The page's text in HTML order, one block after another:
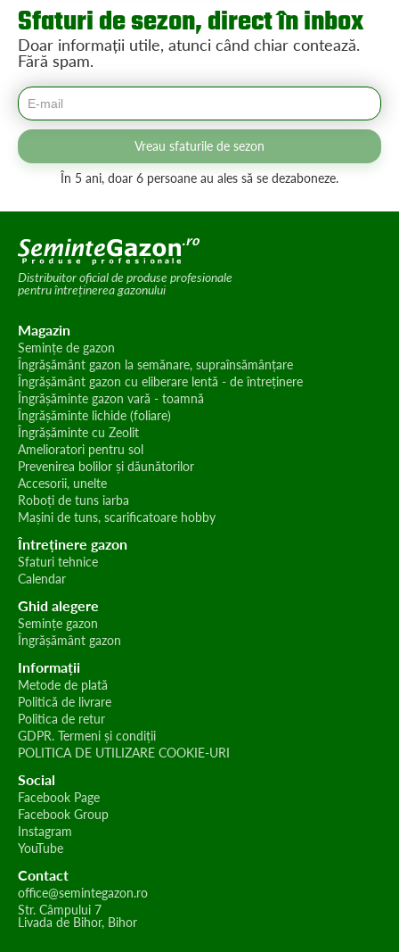
Sfaturi de sezon, direct în inbox
Doar informații utile, atunci când chiar contează.
Fără spam.
Vreau sfaturile de sezon
În 5 ani, doar 6 persoane au ales să se dezaboneze.
Distribuitor oficial de produse profesionale
pentru întreținerea gazonului
Magazin
Semințe de gazon
Îngrășământ gazon la semănare, supraînsămânțare
Îngrășământ gazon cu eliberare lentă - de întreținere
Îngrășăminte gazon vară - toamnă
Îngrășăminte lichide (foliare)
Îngrășăminte cu Zeolit
Amelioratori pentru sol
Prevenirea bolilor și dăunătorilor
Accesorii, unelte
Roboți de tuns iarba
Mașini de tuns, scarificatoare hobby
Întreținere gazon
Sfaturi tehnice
Calendar
Ghid alegere
Semințe gazon
Îngrășământ gazon
Informații
Metode de plată
Politică de livrare
Politica de retur
GDPR. Termeni și condiții
POLITICA DE UTILIZARE COOKIE-URI
Social
Facebook Page
Facebook Group
Instagram
YouTube
Contact
office@semintegazon.ro
Str. Câmpului 7
Livada de Bihor, Bihor